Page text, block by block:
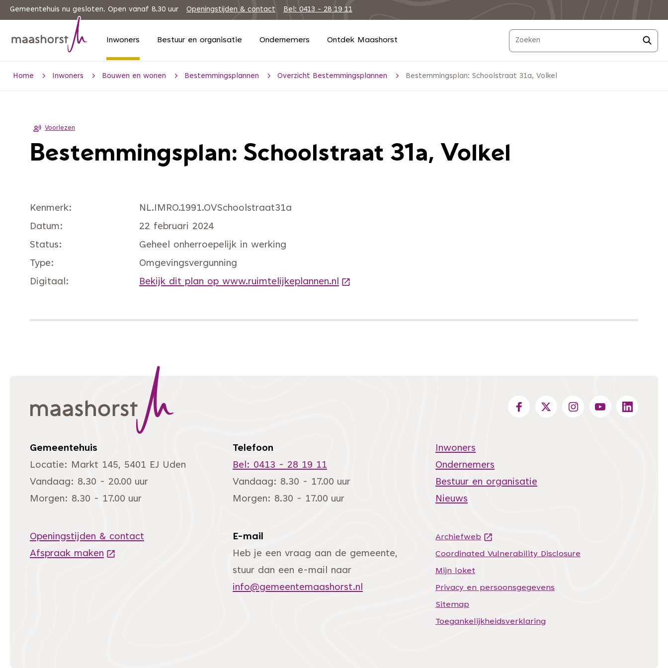
Gemeentehuis nu gesloten. Open vanaf 8.30 uur Openingstijden & contact Bel: 0413 - 28 19 11
Inwoners Bestuur en organisatie Ondernemers Ontdek Maashorst
Home Inwoners Bouwen en wonen Bestemmingsplannen Overzicht Bestemmingsplannen Bestemmingsplan: Schoolstraat 31a, Volkel
Voorlezen
Bestemmingsplan: Schoolstraat 31a, Volkel
Kenmerk
NL.IMRO.1991.OVSchoolstraat31a
Datum
22 februari 2024
Status
Geheel onherroepelijk in werking
Type
Omgevingsvergunning
Digitaal
Bekijk dit plan op www.ruimtelijkeplannen.nl (Deze link gaat naar een andere website)
Gemeentehuis
Locatie: Markt 145, 5401 EJ Uden
Vandaag: 8.30 - 20.00 uur
Morgen: 8.30 - 17.00 uur
Openingstijden & contact
Afspraak maken (Deze link gaat naar een andere website)
Telefoon
Bel: 0413 - 28 19 11
Vandaag: 8.30 - 17.00 uur
Morgen: 8.30 - 17.00 uur
E-mail
Heb je een vraag aan de gemeente,
stuur dan een e-mail naar
info@gemeentemaashorst.nl
Inwoners
Ondernemers
Bestuur en organisatie
Nieuws
Archiefweb (Deze link gaat naar een andere website)
Coordinated Vulnerability Disclosure
Mijn loket
Privacy en persoonsgegevens
Sitemap
Toegankelijkheidsverklaring